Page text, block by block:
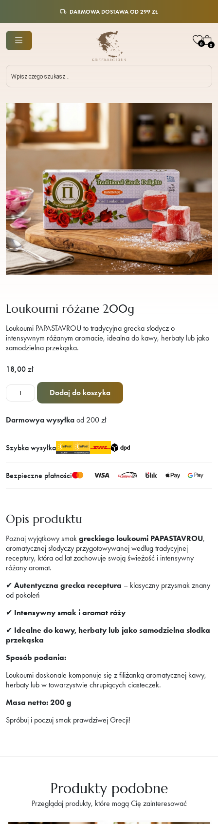
DARMOWA DOSTAWA OD 299 ZŁ
0 0
Wyszukiwarka
produktów
Loukoumi różane 200g
Loukoumi PAPASTAVROU to tradycyjna grecka słodycz o
intensywnym różanym aromacie, idealna do kawy, herbaty lub jako
samodzielna przekąska.
18,00 zł
ilość
Loukoumi
200g
Dodaj do koszyka
Darmowya wysyłka od 200 zł
Szybka wysyłka
Bezpieczne płatności
Opis produktu
Poznaj wyjątkowy smak greckiego loukoumi PAPASTAVROU,
aromatycznej słodyczy przygotowywanej według tradycyjnej
receptury, która od lat zachowuje swoją świeżość i intensywny
różany aromat.
✔ Autentyczna grecka receptura – klasyczny przysmak znany
od pokoleń
✔ Intensywny smak i aromat róży
✔ Idealne do kawy, herbaty lub jako samodzielna słodka
przekąska
Sposób podania:
Loukoumi doskonale komponuje się z filiżanką aromatycznej kawy,
herbaty lub w towarzystwie chrupiących ciasteczek.
Masa netto: 200 g
Spróbuj i poczuj smak prawdziwej Grecji!
Produkty podobne
Przeglądaj produkty, które mogą Cię zainteresować